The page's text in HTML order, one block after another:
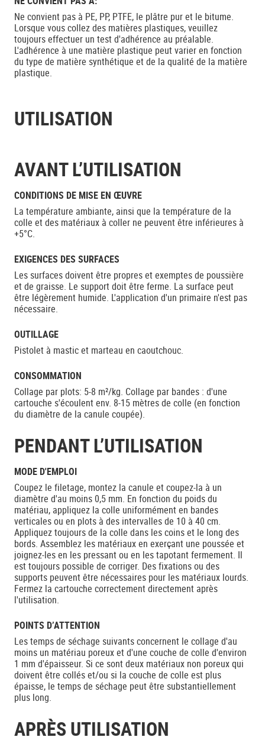
Ne convient pas à PE, PP, PTFE, le plâtre pur et le bitume.
Lorsque vous collez des matières plastiques, veuillez
toujours effectuer un test d'adhérence au préalable.
L'adhérence à une matière plastique peut varier en fonction
du type de matière synthétique et de la qualité de la matière
plastique.
UTILISATION
AVANT L’UTILISATION
CONDITIONS DE MISE EN ŒUVRE
La température ambiante, ainsi que la température de la
colle et des matériaux à coller ne peuvent être inférieures à
+5°C.
EXIGENCES DES SURFACES
Les surfaces doivent être propres et exemptes de poussière
et de graisse. Le support doit être ferme. La surface peut
être légèrement humide. L'application d'un primaire n'est pas
nécessaire.
OUTILLAGE
Pistolet à mastic et marteau en caoutchouc.
CONSOMMATION
Collage par plots: 5-8 m²/kg. Collage par bandes : d'une
cartouche s'écoulent env. 8-15 mètres de colle (en fonction
du diamètre de la canule coupée).
PENDANT L’UTILISATION
MODE D'EMPLOI
Coupez le filetage, montez la canule et coupez-la à un
diamètre d'au moins 0,5 mm. En fonction du poids du
matériau, appliquez la colle uniformément en bandes
verticales ou en plots à des intervalles de 10 à 40 cm.
Appliquez toujours de la colle dans les coins et le long des
bords. Assemblez les matériaux en exerçant une poussée et
joignez-les en les pressant ou en les tapotant fermement. Il
est toujours possible de corriger. Des fixations ou des
supports peuvent être nécessaires pour les matériaux lourds.
Fermez la cartouche correctement directement après
l'utilisation.
POINTS D’ATTENTION
Les temps de séchage suivants concernent le collage d'au
moins un matériau poreux et d'une couche de colle d'environ
1 mm d'épaisseur. Si ce sont deux matériaux non poreux qui
doivent être collés et/ou si la couche de colle est plus
épaisse, le temps de séchage peut être substantiellement
plus long.
APRÈS UTILISATION